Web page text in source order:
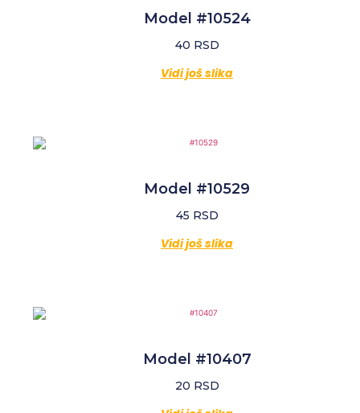
Model #10524
40 RSD
Vidi još slika
Model #10529
45 RSD
Vidi još slika
Model #10407
20 RSD